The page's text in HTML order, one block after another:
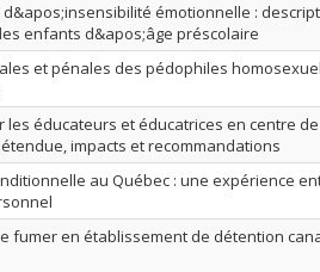
émotionnelle :
enfants d&apos;âge préscolaire
et pénales des pédophiles
les éducateurs et éducatrices en centre
impacts et recommandations
au Québec : une expérience
fumer en établissement de détention